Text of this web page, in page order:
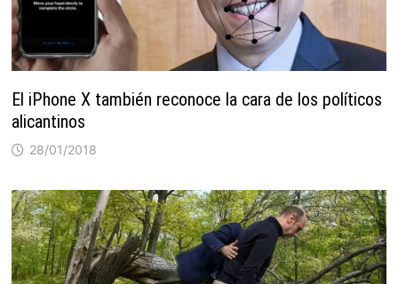
El iPhone X también reconoce la cara de los políticos
alicantinos
28/01/2018